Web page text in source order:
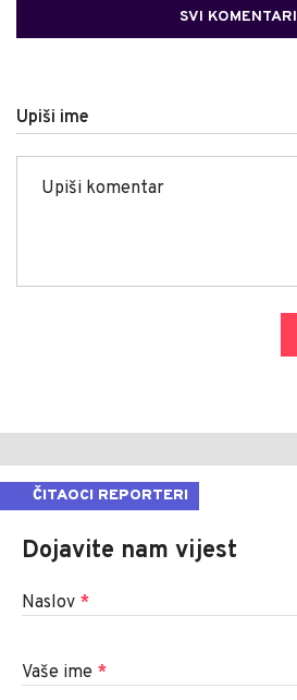
SVI KOMENTARI
Upiši ime
ČITAOCI REPORTERI
Dojavite nam vijest
Naslov *
Vaše ime *